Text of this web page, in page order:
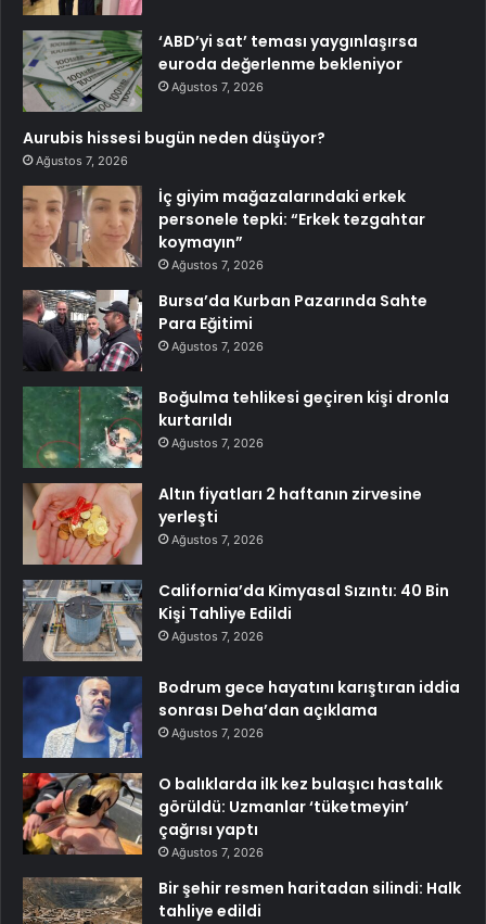
‘ABD’yi sat’ teması yaygınlaşırsa
euroda değerlenme bekleniyor
Ağustos 7, 2026
Aurubis hissesi bugün neden düşüyor?
Ağustos 7, 2026
İç giyim mağazalarındaki erkek
personele tepki: “Erkek tezgahtar
koymayın”
Ağustos 7, 2026
Bursa’da Kurban Pazarında Sahte
Para Eğitimi
Ağustos 7, 2026
Boğulma tehlikesi geçiren kişi dronla
kurtarıldı
Ağustos 7, 2026
Altın fiyatları 2 haftanın zirvesine
yerleşti
Ağustos 7, 2026
California’da Kimyasal Sızıntı: 40 Bin
Kişi Tahliye Edildi
Ağustos 7, 2026
Bodrum gece hayatını karıştıran iddia
sonrası Deha’dan açıklama
Ağustos 7, 2026
O balıklarda ilk kez bulaşıcı hastalık
görüldü: Uzmanlar ‘tüketmeyin’
çağrısı yaptı
Ağustos 7, 2026
Bir şehir resmen haritadan silindi: Halk
tahliye edildi